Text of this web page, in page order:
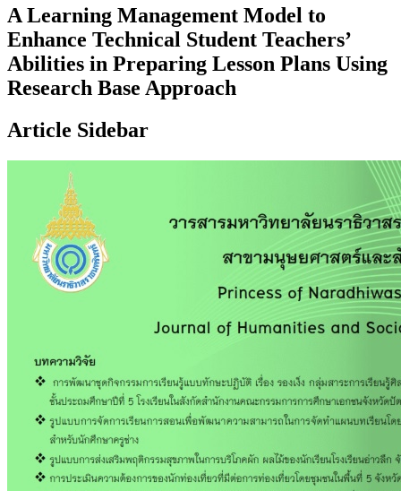
A Learning Management Model to
Enhance Technical Student Teachers’
Abilities in Preparing Lesson Plans Using
Research Base Approach
Article Sidebar